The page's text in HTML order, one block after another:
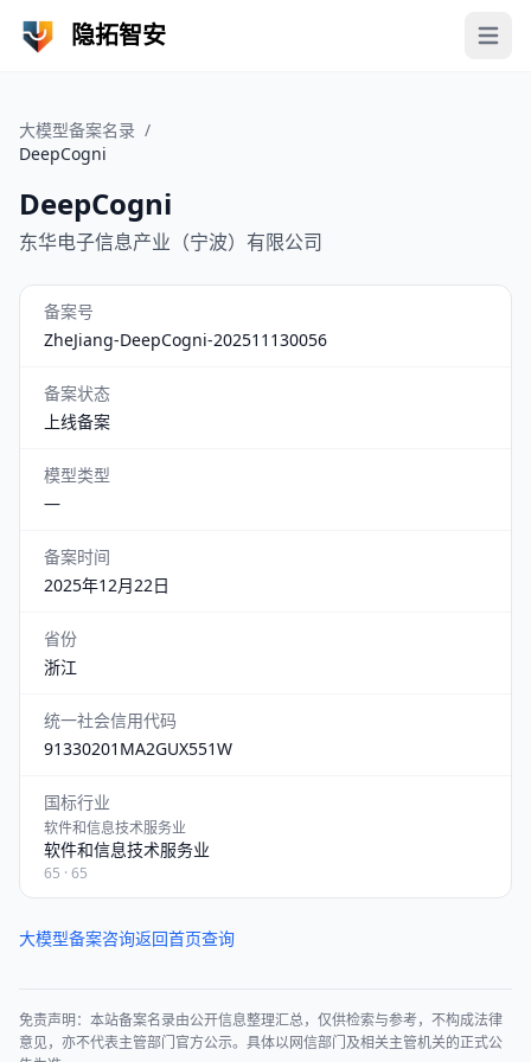
隐拓智安 Open
大模型备案名录 /
DeepCogni
DeepCogni
东华电子信息产业（宁波）有限公司
备案号
ZheJiang-DeepCogni-202511130056
备案状态
上线备案
模型类型
—
备案时间
2025年12月22日
省份
浙江
统一社会信用代码
91330201MA2GUX551W
国标行业
软件和信息技术服务业
软件和信息技术服务业
65 · 65
大模型备案咨询返回首页查询
免责声明：本站备案名录由公开信息整理汇总，仅供检索与参考，不构成法律
意见，亦不代表主管部门官方公示。具体以网信部门及相关主管机关的正式公